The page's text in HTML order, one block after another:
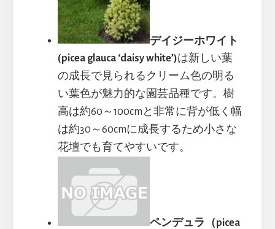
デイジーホワイト
(picea glauca ‘daisy white’)は新しい葉
の成長で見られるクリーム色の明る
い葉色が魅力的な園芸品種です。樹
高は約60～100cmと非常に背が低く幅
は約30～60cmに成長するため小さな
花壇でも育てやすいです。
ペンデュラ（picea